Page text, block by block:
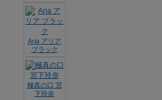
Aria アリア
ブラック
極真の口 宮
下玲奈